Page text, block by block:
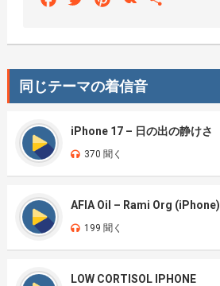
同じテーマの着信音
iPhone 17 – 日の出の静けさ
370 聞く
AFIA Oil – Rami Org (iPhone)
199 聞く
LOW CORTISOL IPHONE